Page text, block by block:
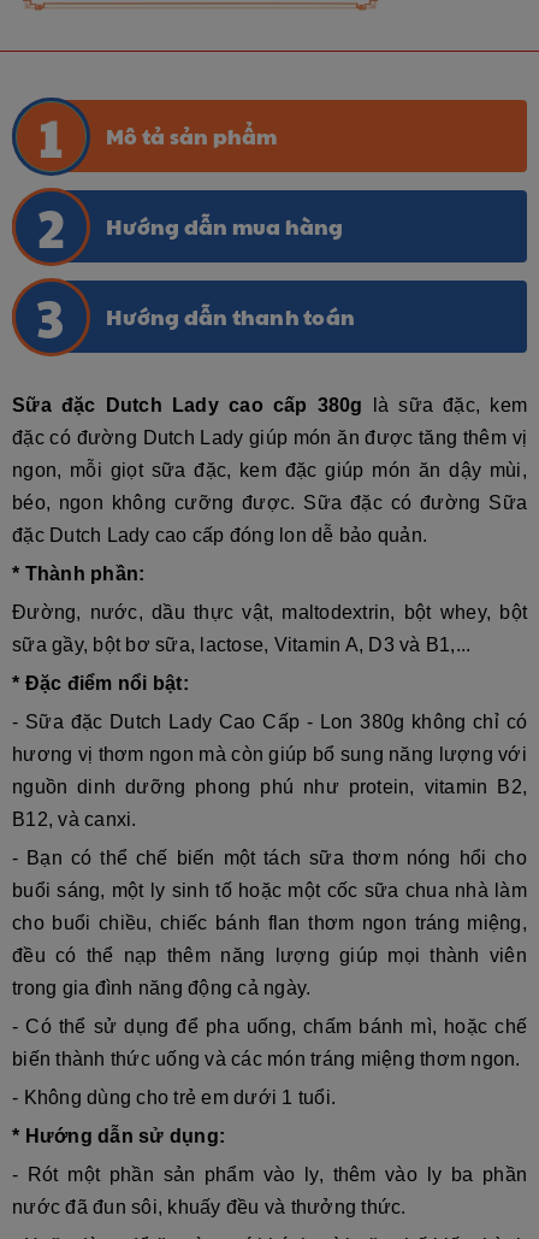
Mô tả sản phẩm
Hướng dẫn mua hàng
Hướng dẫn thanh toán
Sữa đặc Dutch Lady cao cấp 380g là sữa đặc, kem
đặc có đường Dutch Lady giúp món ăn được tăng thêm vị
ngon, mỗi giọt sữa đặc, kem đặc giúp món ăn dậy mùi,
béo, ngon không cưỡng được. Sữa đặc có đường Sữa
đặc Dutch Lady cao cấp đóng lon dễ bảo quản.
* Thành phần:
Đường, nước, dầu thực vật, maltodextrin, bột whey, bột
sữa gầy, bột bơ sữa, lactose, Vitamin A, D3 và B1,...
* Đặc điểm nổi bật:
- Sữa đặc Dutch Lady Cao Cấp - Lon 380g không chỉ có
hương vị thơm ngon mà còn giúp bổ sung năng lượng với
nguồn dinh dưỡng phong phú như protein, vitamin B2,
B12, và canxi.
- Bạn có thể chế biến một tách sữa thơm nóng hổi cho
buổi sáng, một ly sinh tố hoặc một cốc sữa chua nhà làm
cho buổi chiều, chiếc bánh flan thơm ngon tráng miệng,
đều có thể nạp thêm năng lượng giúp mọi thành viên
trong gia đình năng động cả ngày.
- Có thể sử dụng để pha uống, chấm bánh mì, hoặc chế
biến thành thức uống và các món tráng miệng thơm ngon.
- Không dùng cho trẻ em dưới 1 tuổi.
* Hướng dẫn sử dụng:
- Rót một phần sản phẩm vào ly, thêm vào ly ba phần
nước đã đun sôi, khuấy đều và thưởng thức.